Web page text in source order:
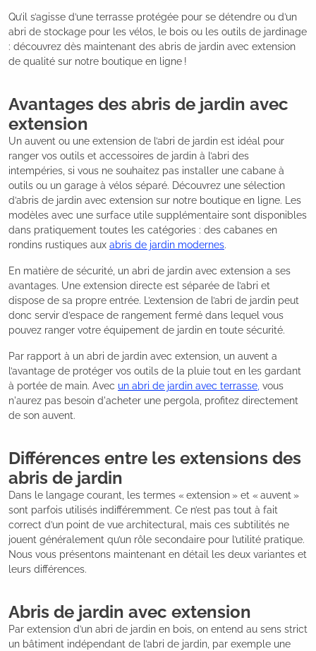
Qu’il s’agisse d’une terrasse protégée pour se détendre ou d’un
abri de stockage pour les vélos, le bois ou les outils de jardinage
: découvrez dès maintenant des abris de jardin avec extension
de qualité sur notre boutique en ligne !
Avantages des abris de jardin avec
extension
Un auvent ou une extension de l’abri de jardin est idéal pour
ranger vos outils et accessoires de jardin à l’abri des
intempéries, si vous ne souhaitez pas installer une cabane à
outils ou un garage à vélos séparé. Découvrez une sélection
d’abris de jardin avec extension sur notre boutique en ligne. Les
modèles avec une surface utile supplémentaire sont disponibles
dans pratiquement toutes les catégories : des cabanes en
rondins rustiques aux abris de jardin modernes.
En matière de sécurité, un abri de jardin avec extension a ses
avantages. Une extension directe est séparée de l’abri et
dispose de sa propre entrée. L’extension de l’abri de jardin peut
donc servir d’espace de rangement fermé dans lequel vous
pouvez ranger votre équipement de jardin en toute sécurité.
Par rapport à un abri de jardin avec extension, un auvent a
l’avantage de protéger vos outils de la pluie tout en les gardant
à portée de main. Avec un abri de jardin avec terrasse, vous
n'aurez pas besoin d'acheter une pergola, profitez directement
de son auvent.
Différences entre les extensions des
abris de jardin
Dans le langage courant, les termes « extension » et « auvent »
sont parfois utilisés indifféremment. Ce n’est pas tout à fait
correct d’un point de vue architectural, mais ces subtilités ne
jouent généralement qu’un rôle secondaire pour l’utilité pratique.
Nous vous présentons maintenant en détail les deux variantes et
leurs différences.
Abris de jardin avec extension
Par extension d’un abri de jardin en bois, on entend au sens strict
un bâtiment indépendant de l’abri de jardin, par exemple une